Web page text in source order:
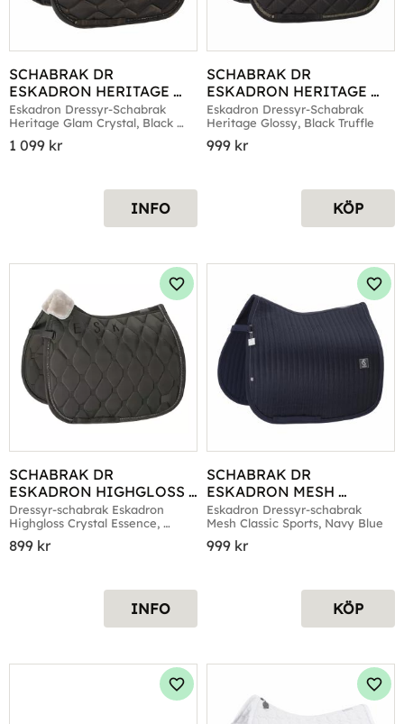
SCHABRAK DR
ESKADRON HERITAGE
GLAM CRYSTAL BLACK
TRUFFLE
Eskadron Dressyr-Schabrak
Heritage Glam Crystal, Black
1 099 kr
INFO
SCHABRAK DR
ESKADRON HERITAGE
GLOSSY BLACK TRUFFLE
Eskadron Dressyr-Schabrak
Heritage Glossy, Black Truffle
999 kr
KÖP
SCHABRAK DR
ESKADRON HIGHGLOSS
CRYSTAL ESSENCE
DARKOLIVE
Dressyr-schabrak Eskadron
Highgloss Crystal Essence,
899 kr
Lägg till i favoriter
INFO
SCHABRAK DR
ESKADRON MESH
CLASSIC SPORTS NAVY
BLUE
Eskadron Dressyr-schabrak
Mesh Classic Sports, Navy Blue
999 kr
KÖP
Lägg till i favoriter